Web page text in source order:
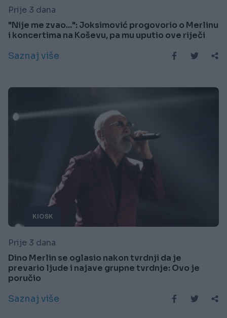
Prije 3 dana
"Nije me zvao...": Joksimović progovorio o Merlinu
i koncertima na Koševu, pa mu uputio ove riječi
Saznaj više
KIOSK
Prije 3 dana
Dino Merlin se oglasio nakon tvrdnji da je
prevario ljude i najave grupne tvrdnje: Ovo je
poručio
Saznaj više